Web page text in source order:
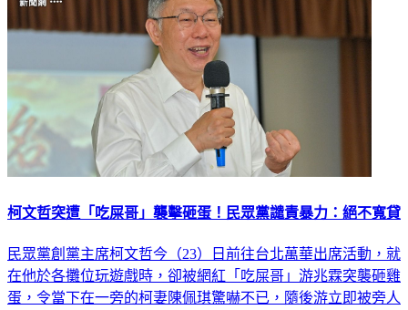
柯文哲突遭「吃屎哥」襲擊砸蛋！民眾黨譴責暴力：絕不寬貸
民眾黨創黨主席柯文哲今（23）日前往台北萬華出席活動，就
在他於各攤位玩遊戲時，卻被網紅「吃屎哥」游兆霖突襲砸雞
蛋，令當下在一旁的柯妻陳佩琪驚嚇不已，隨後游立即被旁人